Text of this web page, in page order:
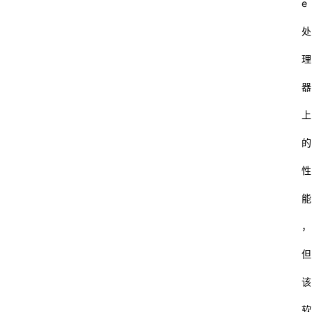
e
处
理
器
上
的
性
能
，
但
该
软